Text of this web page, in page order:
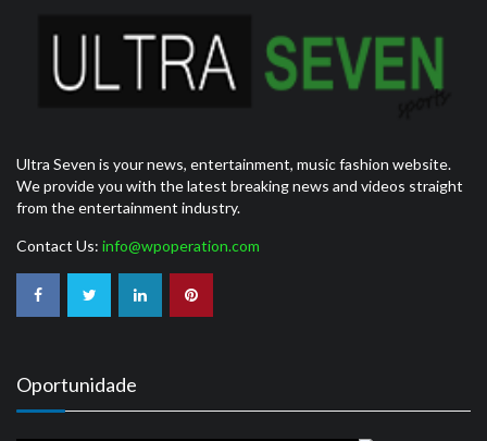
Ultra Seven is your news, entertainment, music fashion website.
We provide you with the latest breaking news and videos straight
from the entertainment industry.
Contact Us: info@wpoperation.com
Oportunidade